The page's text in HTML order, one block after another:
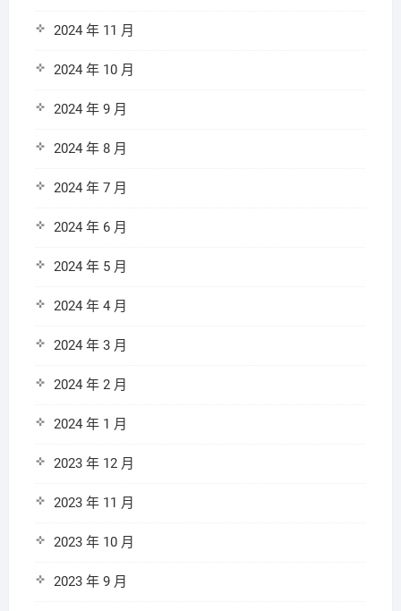
2024 年 11 月
2024 年 10 月
2024 年 9 月
2024 年 8 月
2024 年 7 月
2024 年 6 月
2024 年 5 月
2024 年 4 月
2024 年 3 月
2024 年 2 月
2024 年 1 月
2023 年 12 月
2023 年 11 月
2023 年 10 月
2023 年 9 月